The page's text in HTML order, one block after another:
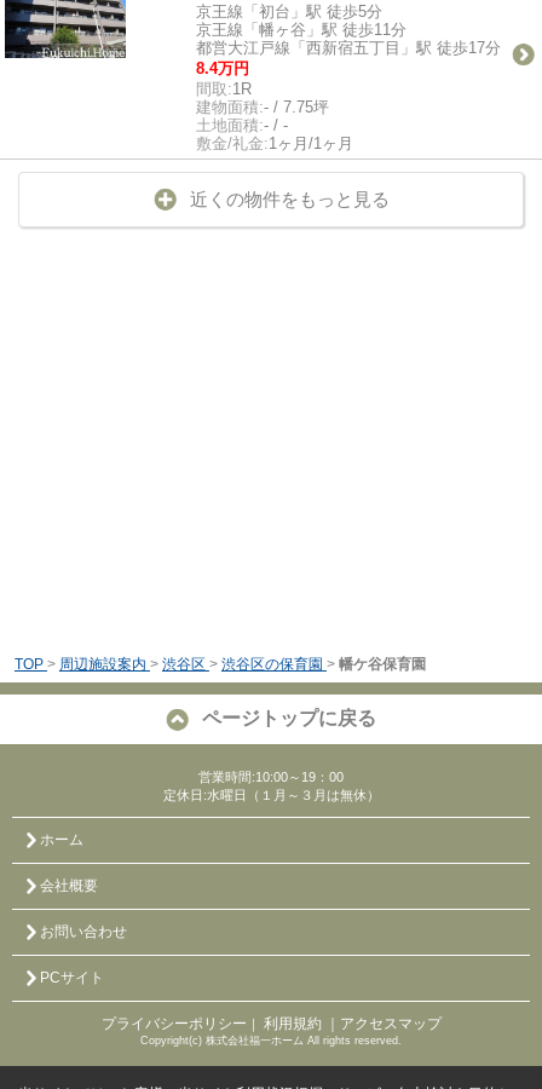
京王線「初台」駅 徒歩5分
京王線「幡ヶ谷」駅 徒歩11分
都営大江戸線「西新宿五丁目」駅 徒歩17分
8.4万円
間取:1R
建物面積:- / 7.75坪
土地面積:- / -
敷金/礼金:1ヶ月/1ヶ月
近くの物件をもっと見る
TOP > 周辺施設案内 > 渋谷区 > 渋谷区の保育園 > 幡ケ谷保育園
ページトップに戻る
営業時間:10:00～19：00
定休日:水曜日（１月～３月は無休）
ホーム
会社概要
お問い合わせ
PCサイト
プライバシーポリシー ｜ 利用規約 ｜アクセスマップ
Copyright(c) 株式会社福一ホーム All rights reserved.